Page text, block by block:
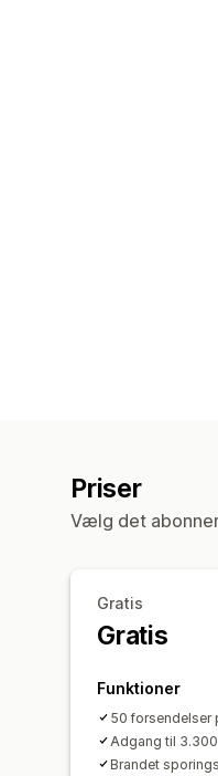
Priser
Vælg det
Gratis
Gratis
Funktioner
50 forsendelser
Adgang til
Brandet